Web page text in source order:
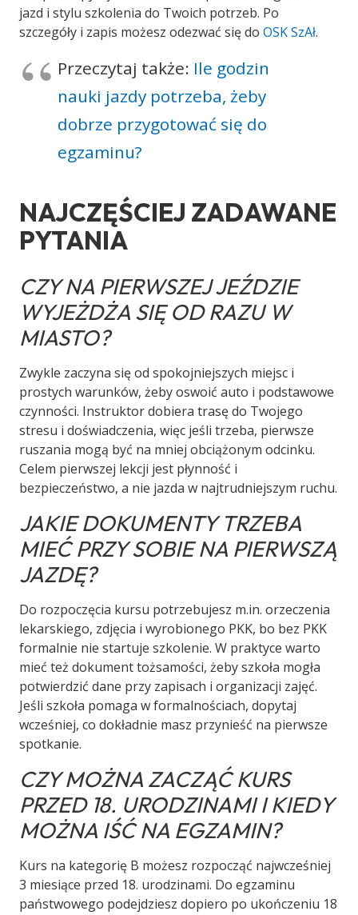
jazd i stylu szkolenia do Twoich potrzeb. Po
szczegóły i zapis możesz odezwać się do OSK SzAł.
Przeczytaj także: Ile godzin
nauki jazdy potrzeba, żeby
dobrze przygotować się do
egzaminu?
NAJCZĘŚCIEJ ZADAWANE
PYTANIA
CZY NA PIERWSZEJ JEŹDZIE
WYJEŻDŻA SIĘ OD RAZU W
MIASTO?
Zwykle zaczyna się od spokojniejszych miejsc i
prostych warunków, żeby oswoić auto i podstawowe
czynności. Instruktor dobiera trasę do Twojego
stresu i doświadczenia, więc jeśli trzeba, pierwsze
ruszania mogą być na mniej obciążonym odcinku.
Celem pierwszej lekcji jest płynność i
bezpieczeństwo, a nie jazda w najtrudniejszym ruchu.
JAKIE DOKUMENTY TRZEBA
MIEĆ PRZY SOBIE NA PIERWSZĄ
JAZDĘ?
Do rozpoczęcia kursu potrzebujesz m.in. orzeczenia
lekarskiego, zdjęcia i wyrobionego PKK, bo bez PKK
formalnie nie startuje szkolenie. W praktyce warto
mieć też dokument tożsamości, żeby szkoła mogła
potwierdzić dane przy zapisach i organizacji zajęć.
Jeśli szkoła pomaga w formalnościach, dopytaj
wcześniej, co dokładnie masz przynieść na pierwsze
spotkanie.
CZY MOŻNA ZACZĄĆ KURS
PRZED 18. URODZINAMI I KIEDY
MOŻNA IŚĆ NA EGZAMIN?
Kurs na kategorię B możesz rozpocząć najwcześniej
3 miesiące przed 18. urodzinami. Do egzaminu
państwowego podejdziesz dopiero po ukończeniu 18